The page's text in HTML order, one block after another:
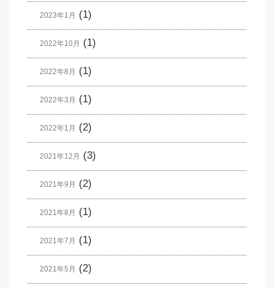
2023年1月 (1)
2022年10月 (1)
2022年8月 (1)
2022年3月 (1)
2022年1月 (2)
2021年12月 (3)
2021年9月 (2)
2021年8月 (1)
2021年7月 (1)
2021年5月 (2)